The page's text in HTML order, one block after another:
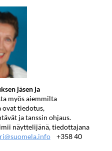
jäsen ja
myös aiemmilta
ovat tiedotus,
ja tanssin ohjaus.
näyttelijänä, tiedottajana
+358 40